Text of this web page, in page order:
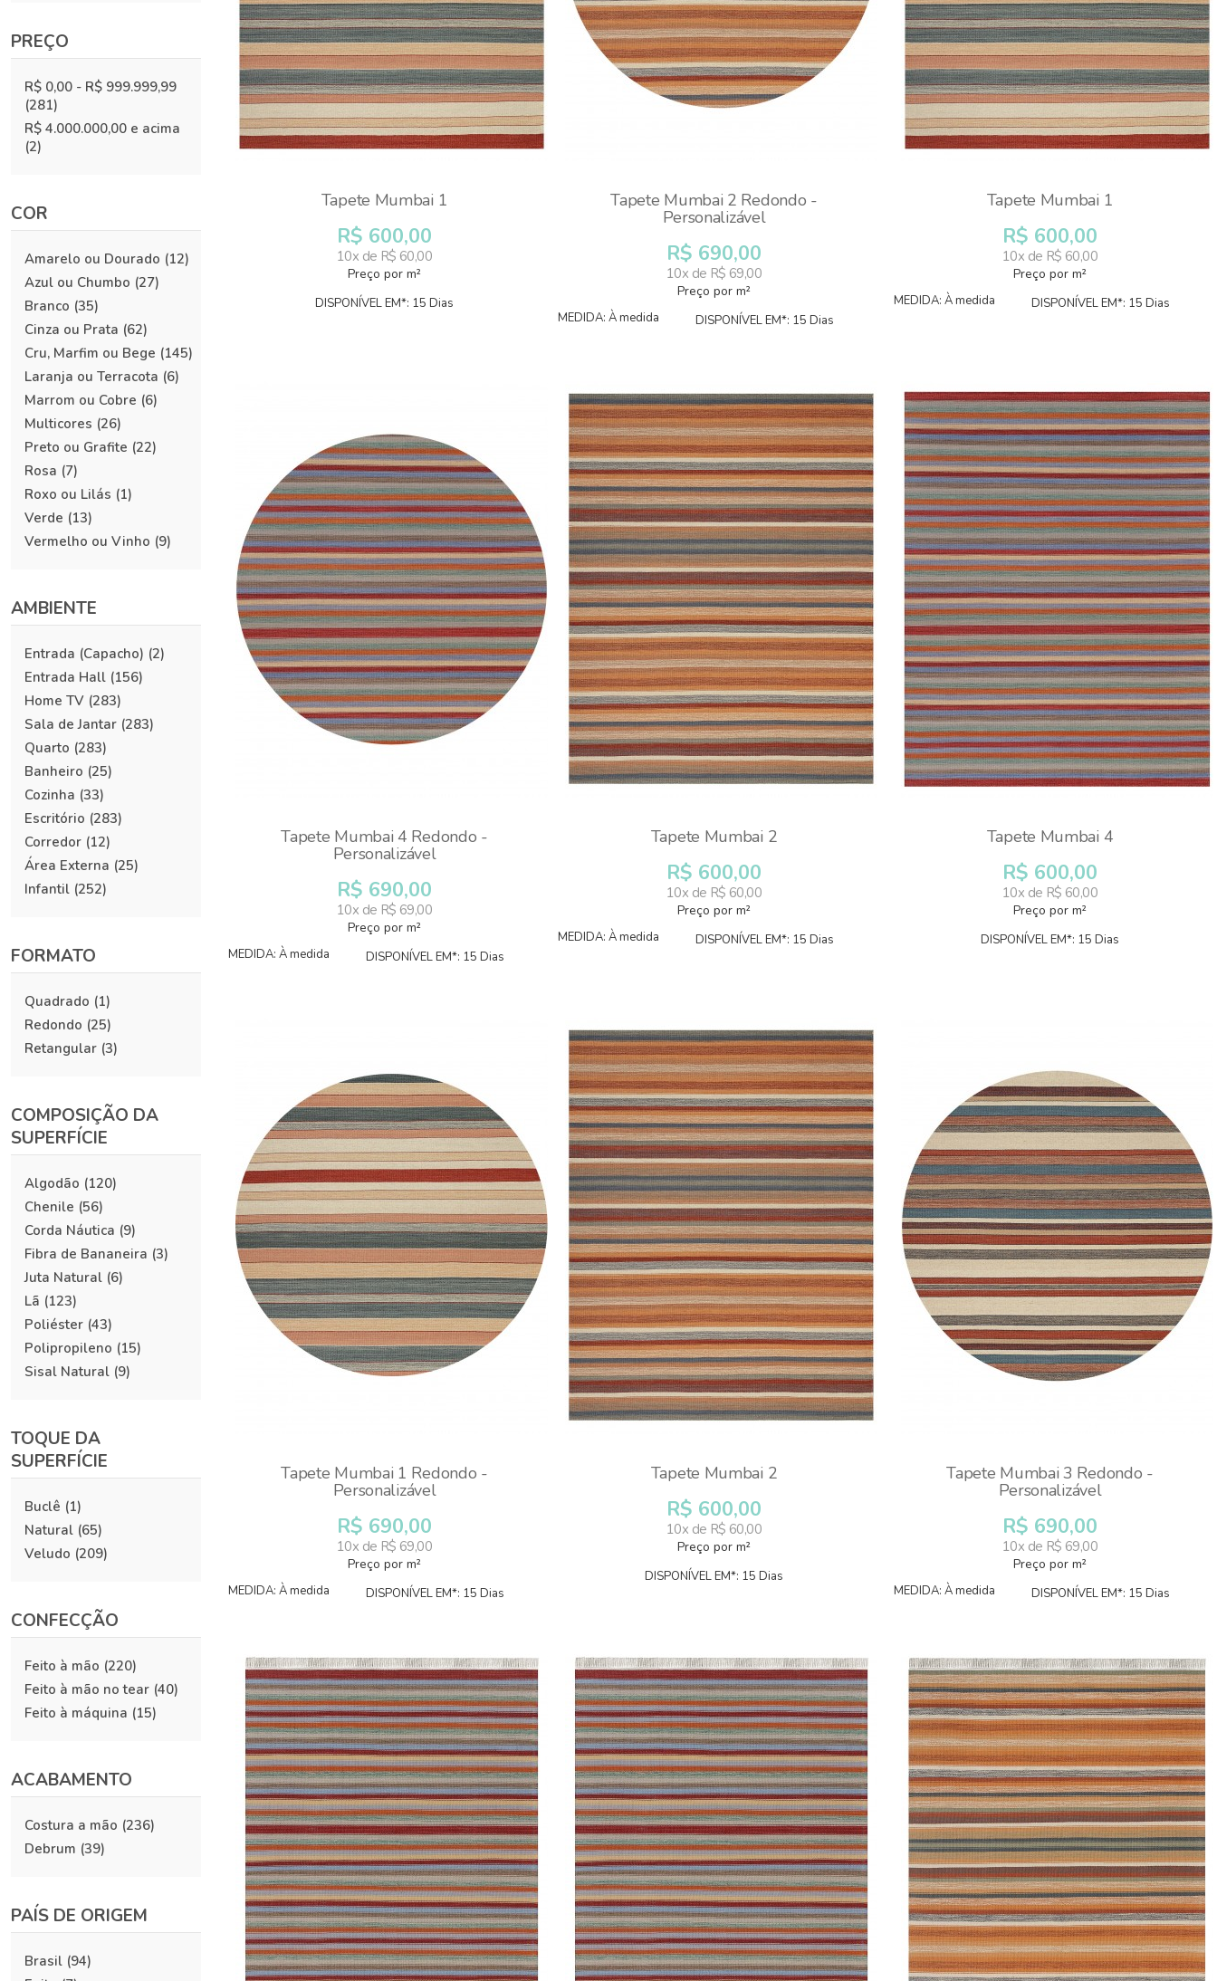
Tapete Mumbai 1
R$ 600,00
10x de R$ 60,00
Preço por m²
DISPONÍVEL EM*: 15 Dias
Tapete Mumbai 2 Redondo -
Personalizável
R$ 690,00
10x de R$ 69,00
Preço por m²
MEDIDA: À medida DISPONÍVEL EM*: 15 Dias
Tapete Mumbai 1
R$ 600,00
10x de R$ 60,00
Preço por m²
MEDIDA: À medida DISPONÍVEL EM*: 15 Dias
Tapete Mumbai 4 Redondo -
Personalizável
R$ 690,00
10x de R$ 69,00
Preço por m²
MEDIDA: À medida DISPONÍVEL EM*: 15 Dias
Tapete Mumbai 2
R$ 600,00
10x de R$ 60,00
Preço por m²
MEDIDA: À medida DISPONÍVEL EM*: 15 Dias
Tapete Mumbai 4
R$ 600,00
10x de R$ 60,00
Preço por m²
DISPONÍVEL EM*: 15 Dias
Tapete Mumbai 1 Redondo -
Personalizável
R$ 690,00
10x de R$ 69,00
Preço por m²
MEDIDA: À medida DISPONÍVEL EM*: 15 Dias
Tapete Mumbai 2
R$ 600,00
10x de R$ 60,00
Preço por m²
DISPONÍVEL EM*: 15 Dias
Tapete Mumbai 3 Redondo -
Personalizável
R$ 690,00
10x de R$ 69,00
Preço por m²
MEDIDA: À medida DISPONÍVEL EM*: 15 Dias
PREÇO
R$ 0,00 - R$ 999.999,99
(281)
R$ 4.000.000,00 e acima
(2)
COR
Amarelo ou Dourado (12)
Azul ou Chumbo (27)
Branco (35)
Cinza ou Prata (62)
Cru, Marfim ou Bege (145)
Laranja ou Terracota (6)
Marrom ou Cobre (6)
Multicores (26)
Preto ou Grafite (22)
Rosa (7)
Roxo ou Lilás (1)
Verde (13)
Vermelho ou Vinho (9)
AMBIENTE
Entrada (Capacho) (2)
Entrada Hall (156)
Home TV (283)
Sala de Jantar (283)
Quarto (283)
Banheiro (25)
Cozinha (33)
Escritório (283)
Corredor (12)
Área Externa (25)
Infantil (252)
FORMATO
Quadrado (1)
Redondo (25)
Retangular (3)
COMPOSIÇÃO DA
SUPERFÍCIE
Algodão (120)
Chenile (56)
Corda Náutica (9)
Fibra de Bananeira (3)
Juta Natural (6)
Lã (123)
Poliéster (43)
Polipropileno (15)
Sisal Natural (9)
TOQUE DA
SUPERFÍCIE
Buclê (1)
Natural (65)
Veludo (209)
CONFECÇÃO
Feito à mão (220)
Feito à mão no tear (40)
Feito à máquina (15)
ACABAMENTO
Costura a mão (236)
Debrum (39)
PAÍS DE ORIGEM
Brasil (94)